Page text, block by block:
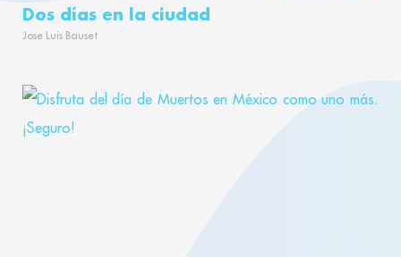
Dos días en la ciudad
Jose Luis Bauset